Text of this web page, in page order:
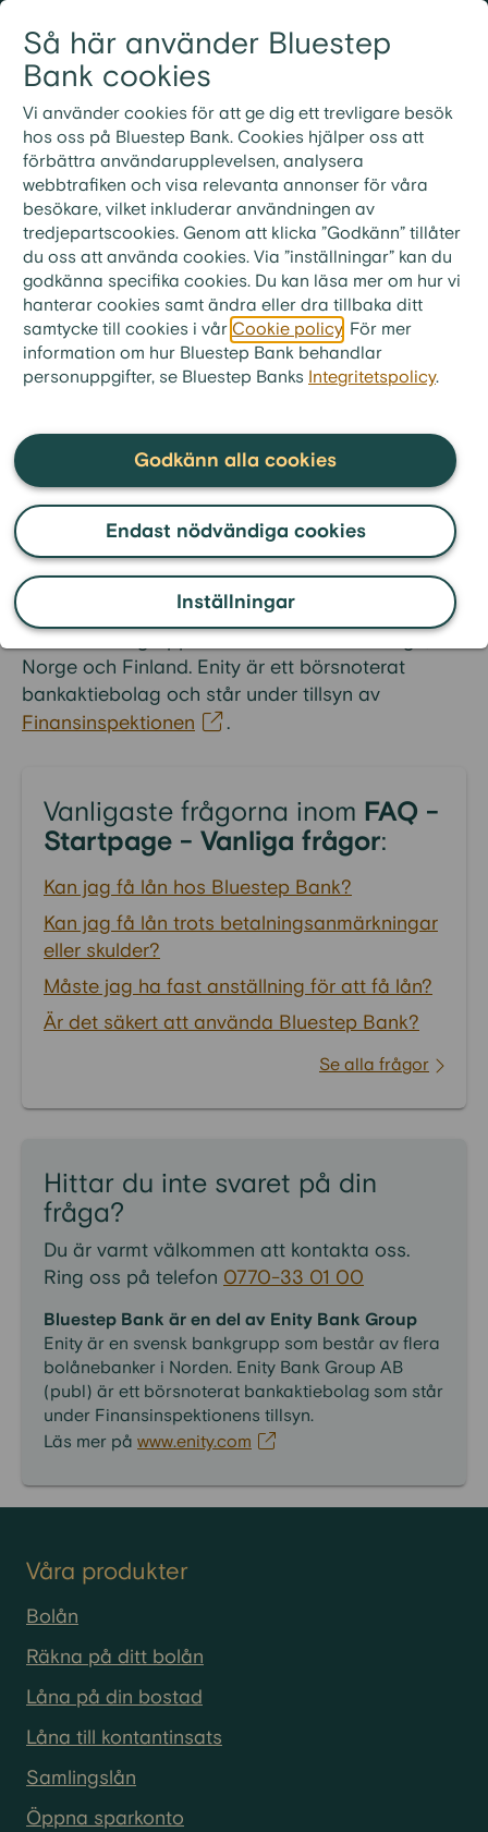
Så här använder Bluestep
Bank cookies
Vi använder cookies för att ge dig ett trevligare besök
hos oss på Bluestep Bank. Cookies hjälper oss att
förbättra användarupplevelsen, analysera
webbtrafiken och visa relevanta annonser för våra
besökare, vilket inkluderar användningen av
tredjepartscookies. Genom att klicka ”Godkänn” tillåter
du oss att använda cookies. Via ”inställningar” kan du
godkänna specifika cookies. Du kan läsa mer om hur vi
hanterar cookies samt ändra eller dra tillbaka ditt
samtycke till cookies i vår Cookie policy . För mer
information om hur Bluestep Bank behandlar
personuppgifter, se Bluestep Banks Integritetspolicy.
Inställningar
Endast nödvändiga cookies
Godkänn alla cookies
Meny
Vanliga frågor och
svar
bluestep.se > Kundservice > Frågor & Svar
FAQ - Startpage - Vanliga frågor
Vilka är Bluestep Bank?
Bluestep Bank är en svensk bolånebank som
sedan 2005 har hjälpt fler människor att få bolån
och en tryggare ekonomi.
Vi är en del av Enity Bank Group AB (publ), en
nordisk bankgrupp med verksamhet i Sverige,
Norge och Finland. Enity är ett börsnoterat
bankaktiebolag och står under tillsyn av
Finansinspektionen
.
Vanligaste frågorna inom FAQ -
Startpage - Vanliga frågor:
Kan jag få lån hos Bluestep Bank?
Kan jag få lån trots betalningsanmärkningar
eller skulder?
Måste jag ha fast anställning för att få lån?
Är det säkert att använda Bluestep Bank?
Se alla frågor
Hittar du inte svaret på din
fråga?
Du är varmt välkommen att kontakta oss.
Ring oss på telefon 0770-33 01 00
Bluestep Bank är en del av Enity Bank Group
Enity är en svensk bankgrupp som består av flera
bolånebanker i Norden. Enity Bank Group AB
(publ) är ett börsnoterat bankaktiebolag som står
under Finansinspektionens tillsyn.
Läs mer på www.enity.com
Våra produkter
Bolån
Räkna på ditt bolån
Låna på din bostad
Låna till kontantinsats
Samlingslån
Öppna sparkonto